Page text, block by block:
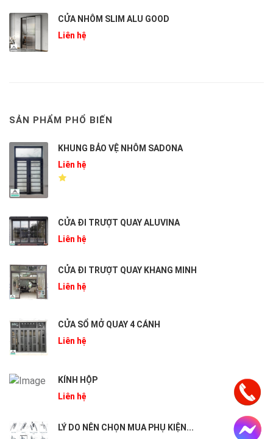
CỬA NHÔM SLIM ALU GOOD
Liên hệ
SẢN PHẨM PHỔ BIẾN
KHUNG BẢO VỆ NHÔM SADONA
Liên hệ
CỬA ĐI TRƯỢT QUAY ALUVINA
Liên hệ
CỬA ĐI TRƯỢT QUAY KHANG MINH
Liên hệ
CỬA SỔ MỞ QUAY 4 CÁNH
Liên hệ
KÍNH HỘP
Liên hệ
LÝ DO NÊN CHỌN MUA PHỤ KIỆN...